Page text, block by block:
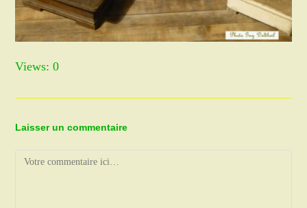
Views: 0
Laisser un commentaire
Comment